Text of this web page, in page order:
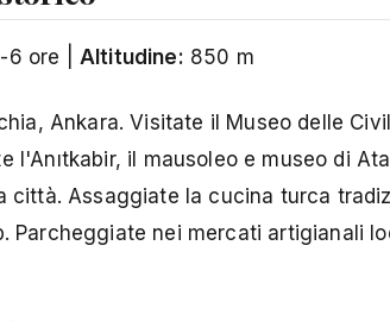
6 ore | Altitudine: 850 m
Ankara. Visitate il Museo delle
il mausoleo e museo di
Assaggiate la cucina turca
Parcheggiate nei mercati artigianali